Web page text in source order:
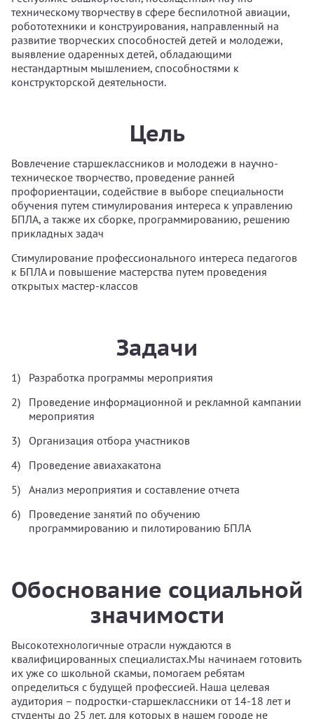
техническому творчеству в сфере беспилотной авиации,
робототехники и конструирования, направленный на
развитие творческих способностей детей и молодежи,
выявление одаренных детей, обладающими
нестандартным мышлением, способностями к
конструкторской деятельности.
Цель
Вовлечение старшеклассников и молодежи в научно-
техническое творчество, проведение ранней
профориентации, содействие в выборе специальности
обучения путем стимулирования интереса к управлению
БПЛА, а также их сборке, программированию, решению
прикладных задач
Стимулирование профессионального интереса педагогов
к БПЛА и повышение мастерства путем проведения
открытых мастер-классов
Задачи
Разработка программы мероприятия
Проведение информационной и рекламной кампании
мероприятия
Организация отбора участников
Проведение авиахакатона
Анализ мероприятия и составление отчета
Проведение занятий по обучению
программированию и пилотированию БПЛА
Обоснование социальной
значимости
Высокотехнологичные отрасли нуждаются в
квалифицированных специалистах.Мы начинаем готовить
их уже со школьной скамьи, помогаем ребятам
определиться с будущей профессией. Наша целевая
аудитория – подростки-старшеклассники от 14-18 лет и
студенты до 25 лет, для которых в нашем городе не